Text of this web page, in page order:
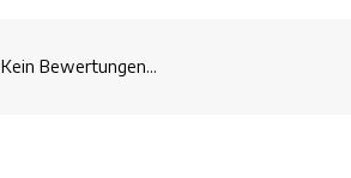
Kein Bewertungen...